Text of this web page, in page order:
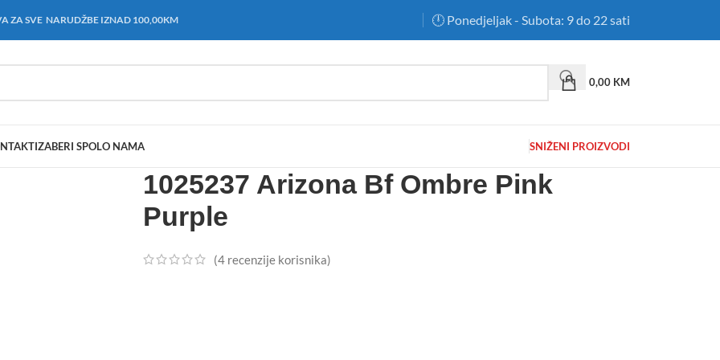
ZA SVE NARUDŽBE IZNAD 100,00KM 🕛 Ponedjeljak - Subota: 9 do 22 sati
0,00 KM
IZABERI SPOLO NAMA SNIŽENI PROIZVODI
1025237 Arizona Bf Ombre Pink
Purple
(4recenzije korisnika)